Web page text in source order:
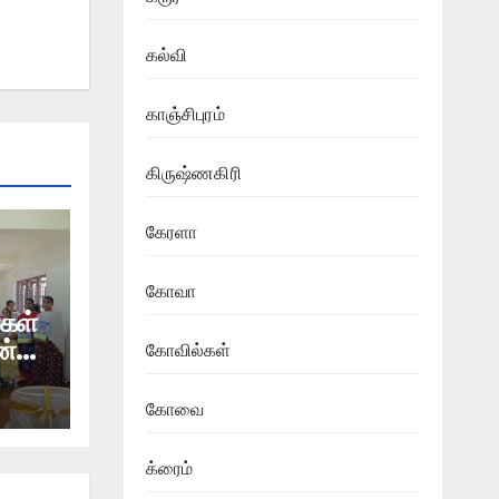
கல்வி
காஞ்சிபுரம்
கிருஷ்ணகிரி
கேரளா
கோவா
கோவில்கள்
கோவை
க்ரைம்